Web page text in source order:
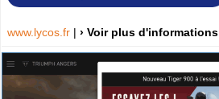
www.lycos.fr | › Voir plus d'informations